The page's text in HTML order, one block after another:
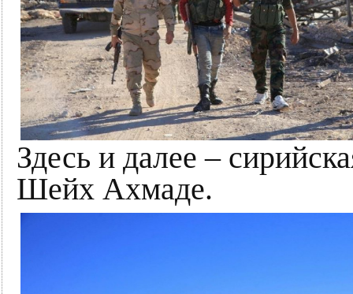
Здесь и далее –
Шейх Ахмаде.